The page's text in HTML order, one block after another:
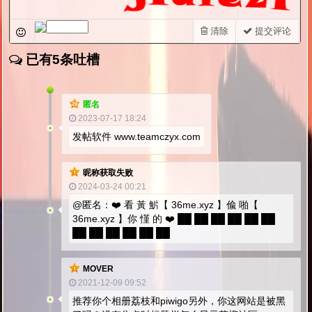
提交评论
清除
已有5条吐槽
匿名
2023-07-17 18:24
发帖软件 www.teamczyx.com
昵称获取失败
2024-03-24 00:21
@匿名：❤️ 看 黃 魸【 36me.xyz 】偸 啪【
36me.xyz 】你 慬 的 ❤️ ██ ██ ██ ██ ██ ██
MOVER
2021-12-09 09:52
推荐你个相册荔枝和piwigo另外，你这网站是被黑